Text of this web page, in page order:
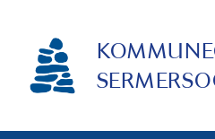
indhold